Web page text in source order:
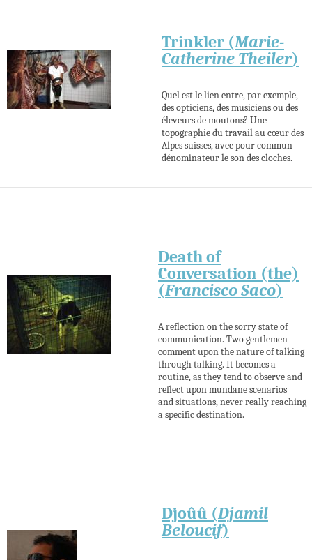
Trinkler (Marie-
Catherine Theiler)
Quel est le lien entre, par exemple,
des opticiens, des musiciens ou des
éleveurs de moutons? Une
topographie du travail au cœur des
Alpes suisses, avec pour commun
dénominateur le son des cloches.
Death of
Conversation (the)
(Francisco Saco)
A reflection on the sorry state of
communication. Two gentlemen
comment upon the nature of talking
through talking. It becomes a
routine, as they tend to observe and
reflect upon mundane scenarios
and situations, never really reaching
a specific destination.
Djoûû (Djamil
Beloucif)